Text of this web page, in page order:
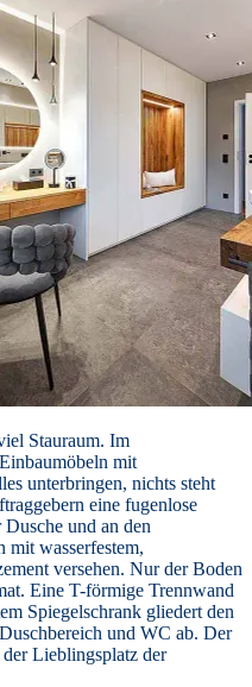
Stauraum. Im
mit
unterbringen, nichts steht
eine fugenlose
und an den
mit wasserfestem,
versehen. Nur der Boden
Eine T-förmige Trennwand
Spiegelschrank gliedert den
und WC ab. Der
Lieblingsplatz der